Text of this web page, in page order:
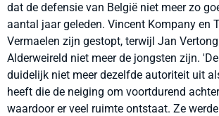
dat de defensie van België niet meer zo
aantal jaar geleden. Vincent Kompany en
Vermaelen zijn gestopt, terwijl Jan
Alderweireld niet meer de jongsten zijn.
duidelijk niet meer dezelfde autoriteit uit
heeft die de neiging om voortdurend
waardoor er veel ruimte ontstaat. Ze